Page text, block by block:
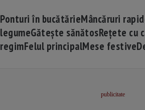
Ponturi în bucătărieMâncăruri
legumeGătește sănătosRețete cu
regimFelul principalMese festive